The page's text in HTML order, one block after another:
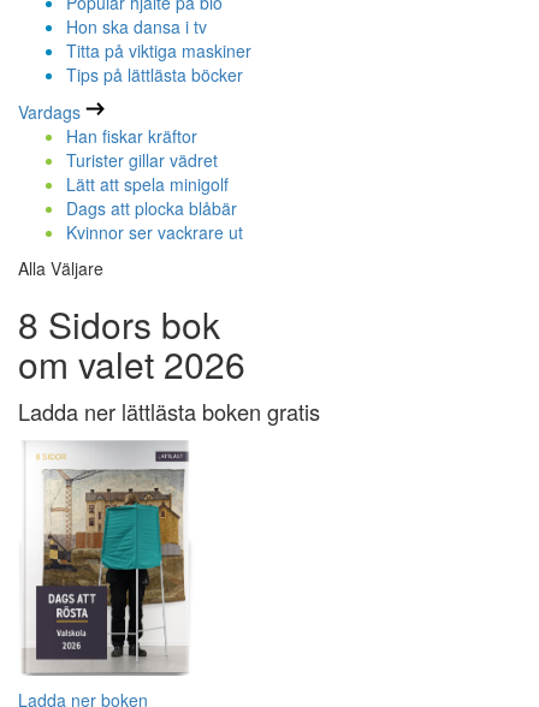
Hon ska dansa i tv
Titta på viktiga maskiner
Tips på lättlästa böcker
Vardags
Han fiskar kräftor
Turister gillar vädret
Lätt att spela minigolf
Dags att plocka blåbär
Kvinnor ser vackrare ut
Alla Väljare
8 Sidors bok
om valet 2026
Ladda ner lättlästa boken gratis
Ladda ner boken